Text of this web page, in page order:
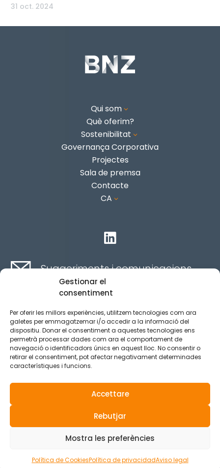
Gestionar el
consentiment
Per oferir les millors experiències, utilitzem tecnologies com ara
galetes per emmagatzemar i/o accedir a la informació del
dispositiu. Donar el consentiment a aquestes tecnologies ens
permetrà processar dades com ara el comportament de
navegació o identificadors únics en aquest lloc. No consentir o
retirar el consentiment, pot afectar negativament determinades
característiques i funcions.
Accettare
Rebutjar
Mostra les preferències
Política de CookiesPolítica de privacidadAviso legal
31 oct. 2024
Qui som3
Què oferim?
Sostenibilitat 3
Governança Corporativa
Projectes
Sala de premsa
Contacte
CA 3

Suggeriments i comunicacions
Canal ètic
Política de privacidad
Política de Cookies
© 2025 Tots els drets reservats.